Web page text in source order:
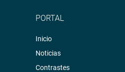
PORTAL
Inicio
Noticias
Contrastes